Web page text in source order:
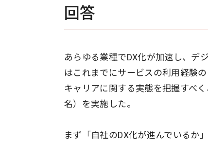
回答
あらゆる業種でDX化が加速し、デ
はこれまでにサービスの利用経験
キャリアに関する実態を把握すべ
名）を実施した。
まず「自社のDX化が進んでいるか